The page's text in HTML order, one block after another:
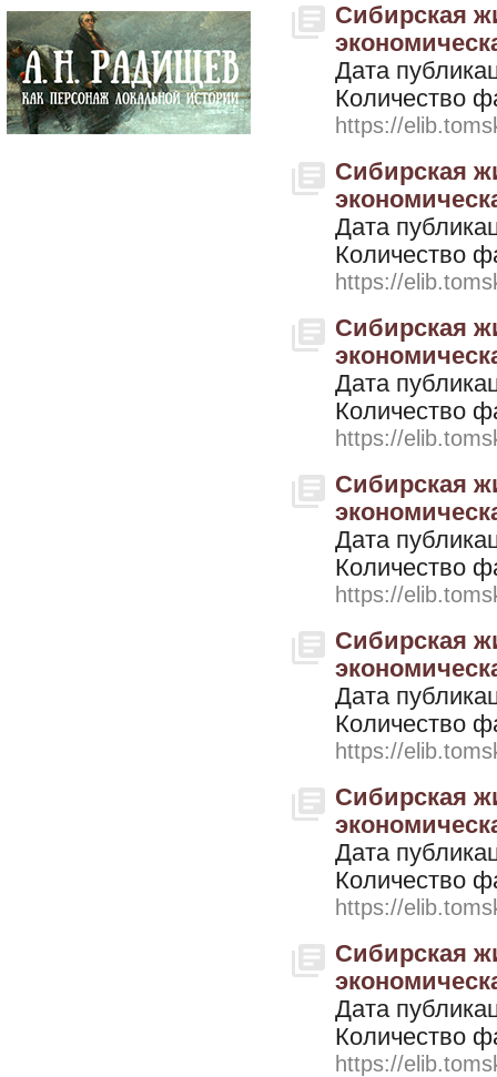
Сибирская
Дата
Количество
https://
Сибирская
Дата
Количество
https://
Сибирская
Дата
Количество
https://
Сибирская
Дата
Количество
https://
Сибирская
Дата
Количество
https://
Сибирская
Дата
Количество
https://
Сибирская
Дата
Количество
https://